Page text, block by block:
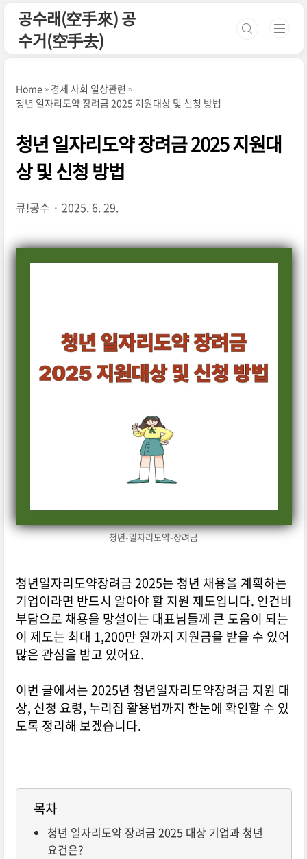
공수래(空手來) 공
수거(空手去)
Home
경제 사회 일상관련
청년 일자리도약 장려금 2025 지원대상 및 신청 방법
청년 일자리도약 장려금 2025 지원대
상 및 신청 방법
큐!공수 2025. 6. 29.
청년-일자리도약-장려금
청년일자리도약장려금 2025는 청년 채용을 계획하는
기업이라면 반드시 알아야 할 지원 제도입니다. 인건비
부담으로 채용을 망설이는 대표님들께 큰 도움이 되는
이 제도는 최대 1,200만 원까지 지원금을 받을 수 있어
많은 관심을 받고 있어요.
이번 글에서는 2025년 청년일자리도약장려금 지원 대
상, 신청 요령, 누리집 활용법까지 한눈에 확인할 수 있
도록 정리해 보겠습니다.
목차
청년 일자리도약 장려금 2025 대상 기업과 청년
요건은?